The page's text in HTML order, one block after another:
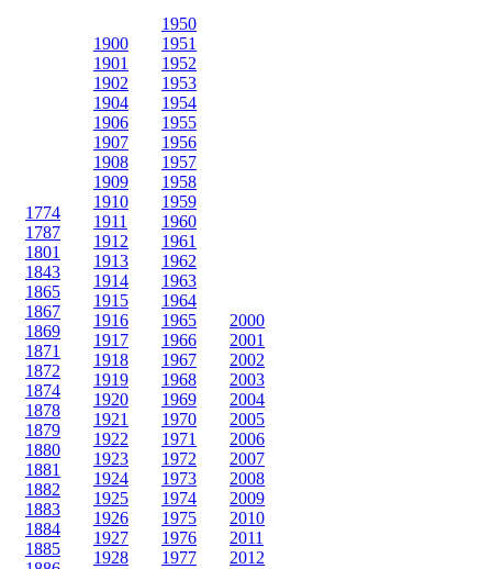
1774
1787
1801
1843
1865
1867
1869
1871
1872
1874
1878
1879
1880
1881
1882
1883
1884
1885
1900
1901
1902
1904
1906
1907
1908
1909
1910
1911
1912
1913
1914
1915
1916
1917
1918
1919
1920
1921
1922
1923
1924
1925
1926
1927
1928
1950
1951
1952
1953
1954
1955
1956
1957
1958
1959
1960
1961
1962
1963
1964
1965
1966
1967
1968
1969
1970
1971
1972
1973
1974
1975
1976
1977
2000
2001
2002
2003
2004
2005
2006
2007
2008
2009
2010
2011
2012